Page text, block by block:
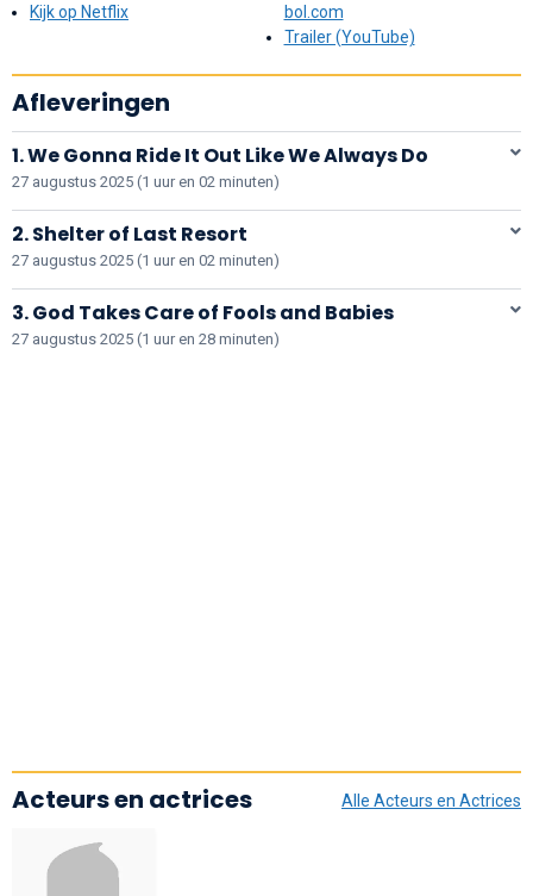
Kijk op Netflix
bol.com
Trailer (YouTube)
Afleveringen
1. We Gonna Ride It Out Like We Always Do
27 augustus 2025 (1 uur en 02 minuten)
2. Shelter of Last Resort
27 augustus 2025 (1 uur en 02 minuten)
3. God Takes Care of Fools and Babies
27 augustus 2025 (1 uur en 28 minuten)
Alle Acteurs en Actrices
Acteurs en actrices